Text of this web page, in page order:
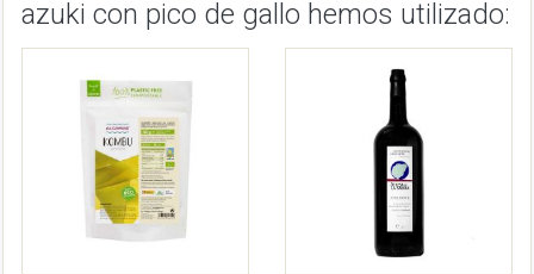
azuki con pico de gallo hemos utilizado: